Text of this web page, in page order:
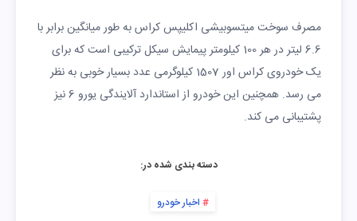
مصرف سوخت میتسوبیشی اکلیپس کراس به طور میانگین برابر با
6.6 لیتر در هر 100 کیلومتر پیمایش سیکل ترکیبی است که برای
یک خودروی کراس اور 1507 کیلوگرمی عدد بسیار خوبی به نظر
می رسد. همچنین این خودرو از استاندارد آلایندگی یورو 6 نیز
پشتیبانی می کند.
دسته بندی شده در:
اخبار خودرو